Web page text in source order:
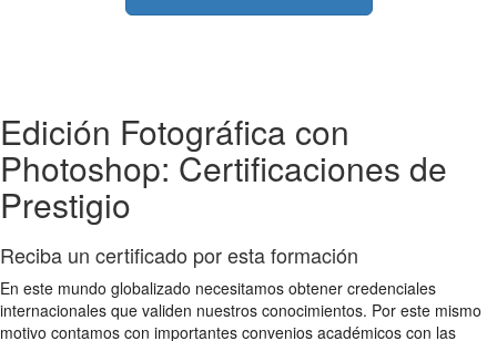
Edición Fotográfica con
Photoshop: Certificaciones de
Prestigio
Reciba un certificado por esta formación
En este mundo globalizado necesitamos obtener credenciales
internacionales que validen nuestros conocimientos. Por este mismo
motivo contamos con importantes convenios académicos con las